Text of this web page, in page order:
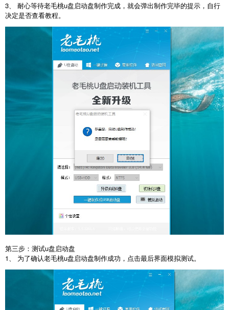
3、 耐心等待老毛桃u盘启动盘制作完成，就会弹出制作完毕的提示，自行
决定是否查看教程。
第三步：测试u盘启动盘
1、 为了确认老毛桃u盘启动盘制作成功，点击最后界面模拟测试。